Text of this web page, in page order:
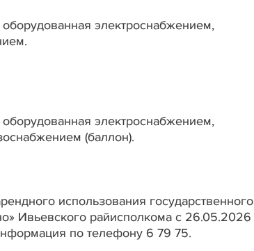
электроснабжением,
электроснабжением,
(баллон).
использования государственного
Ивьевского райисполкома с 26.05.2026
по телефону 6 79 75.